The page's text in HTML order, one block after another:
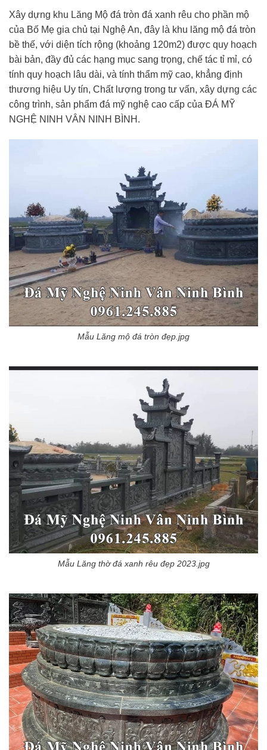
Xây dựng khu Lăng Mộ đá tròn đá xanh rêu cho phần mộ
của Bố Mẹ gia chủ tại Nghệ An, đây là khu lăng mộ đá tròn
bề thế, với diện tích rộng (khoảng 120m2) được quy hoạch
bài bản, đầy đủ các hạng mục sang trọng, chế tác tỉ mỉ, có
tính quy hoạch lâu dài, và tính thẩm mỹ cao, khẳng định
thương hiệu Uy tín, Chất lượng trong tư vấn, xây dựng các
công trình, sản phẩm đá mỹ nghệ cao cấp của ĐÁ MỸ
NGHỆ NINH VÂN NINH BÌNH.
Mẫu Lăng mộ đá tròn đẹp.jpg
Mẫu Lăng thờ đá xanh rêu đẹp 2023.jpg